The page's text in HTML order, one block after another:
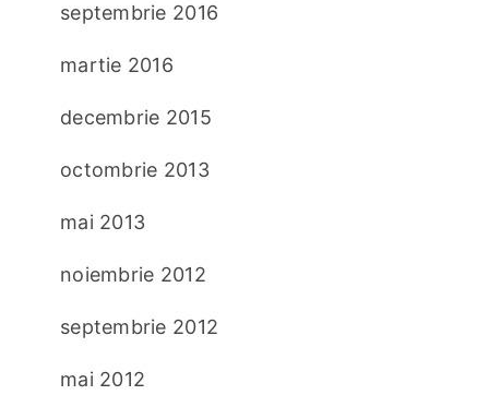
septembrie 2016
martie 2016
decembrie 2015
octombrie 2013
mai 2013
noiembrie 2012
septembrie 2012
mai 2012